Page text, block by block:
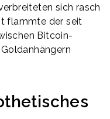
sich rasch
flammte der seit
Bitcoin-